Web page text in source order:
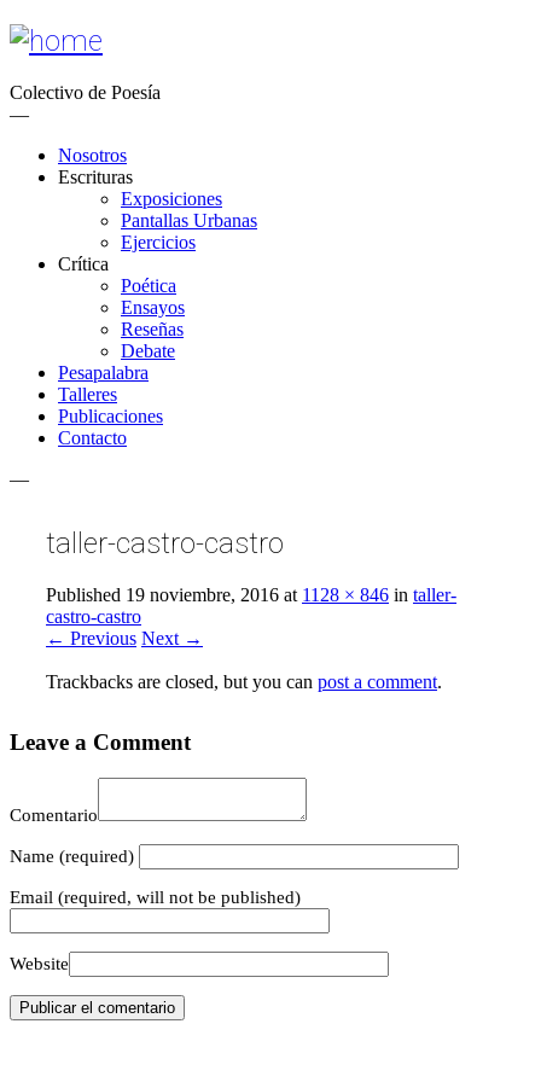
Colectivo de Poesía
—
Nosotros
Escrituras
Exposiciones
Pantallas Urbanas
Ejercicios
Crítica
Poética
Ensayos
Reseñas
Debate
Pesapalabra
Talleres
Publicaciones
Contacto
—
taller-castro-castro
Published 19 noviembre, 2016 at 1128 × 846 in taller-
castro-castro
← Previous Next →
Trackbacks are closed, but you can post a comment.
Leave a Comment
Comentario
Name (required)
Email (required, will not be published)
Website